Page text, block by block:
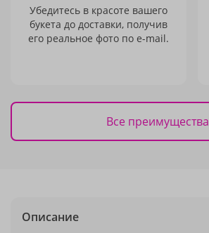
Убедитесь в красоте вашего
букета до доставки, получив
его реальное фото по e-mail.
Все преимущества
Описание